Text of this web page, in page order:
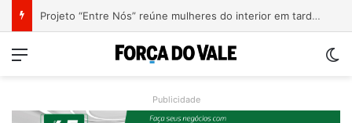
Causa Animal intensifica fiscalização de cavalos soltos e alerta tutores em Encantado
Menu
Publicidade